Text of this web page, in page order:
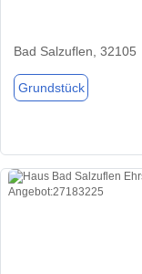
Bad Salzuflen, 32105
Grundstück